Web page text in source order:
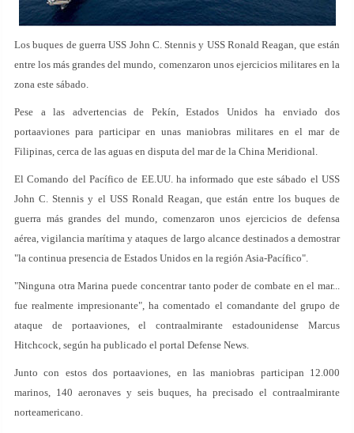
Los buques de guerra USS John C. Stennis y USS Ronald Reagan, que están
entre los más grandes del mundo, comenzaron unos ejercicios militares en la
zona este sábado.
Pese a las advertencias de Pekín, Estados Unidos ha enviado dos
portaaviones para participar en unas maniobras militares en el mar de
Filipinas, cerca de las aguas en disputa del mar de la China Meridional.
El Comando del Pacífico de EE.UU. ha informado que este sábado el USS
John C. Stennis y el USS Ronald Reagan, que están entre los buques de
guerra más grandes del mundo, comenzaron unos ejercicios de defensa
aérea, vigilancia marítima y ataques de largo alcance destinados a demostrar
"la continua presencia de Estados Unidos en la región Asia-Pacífico".
"Ninguna otra Marina puede concentrar tanto poder de combate en el mar...
fue realmente impresionante", ha comentado el comandante del grupo de
ataque de portaaviones, el contraalmirante estadounidense Marcus
Hitchcock, según ha publicado el portal Defense News.
Junto con estos dos portaaviones, en las maniobras participan 12.000
marinos, 140 aeronaves y seis buques, ha precisado el contraalmirante
norteamericano.